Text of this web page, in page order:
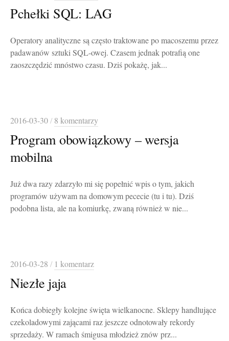
Pchełki SQL: LAG
Operatory analityczne są często traktowane po macoszemu przez
padawanów sztuki SQL-owej. Czasem jednak potrafią one
zaoszczędzić mnóstwo czasu. Dziś pokażę, jak...
2016-03-30/ 8 komentarzy
Program obowiązkowy – wersja
mobilna
Już dwa razy zdarzyło mi się popełnić wpis o tym, jakich
programów używam na domowym pececie (tu i tu). Dziś
podobna lista, ale na komiurkę, zwaną również w nie...
2016-03-28 / 1 komentarz
Niezłe jaja
Końca dobiegły kolejne święta wielkanocne. Sklepy handlujące
czekoladowymi zającami raz jeszcze odnotowały rekordy
sprzedaży. W ramach śmigusa młodzież znów prz...